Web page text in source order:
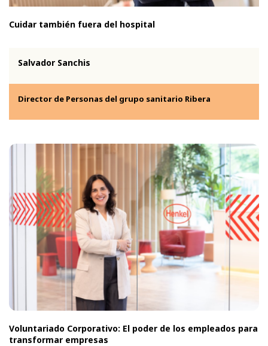
Cuidar también fuera del hospital
Salvador Sanchis
Director de Personas del grupo sanitario Ribera
Voluntariado Corporativo: El poder de los empleados para
transformar empresas